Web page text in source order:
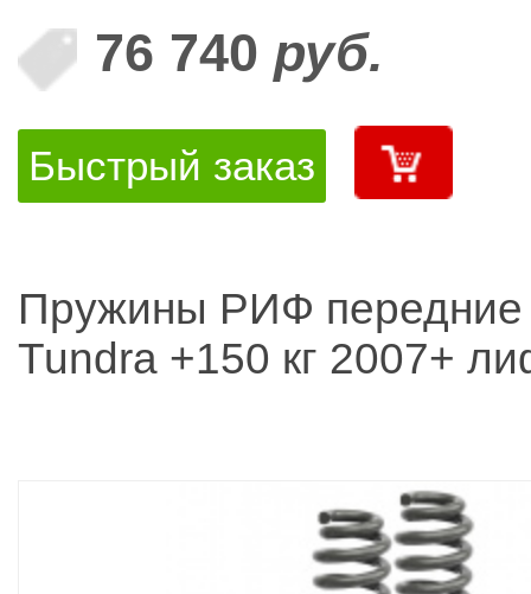
76 740 руб.
Быстрый заказ
Пружины РИФ передние
Tundra +150 кг 2007+